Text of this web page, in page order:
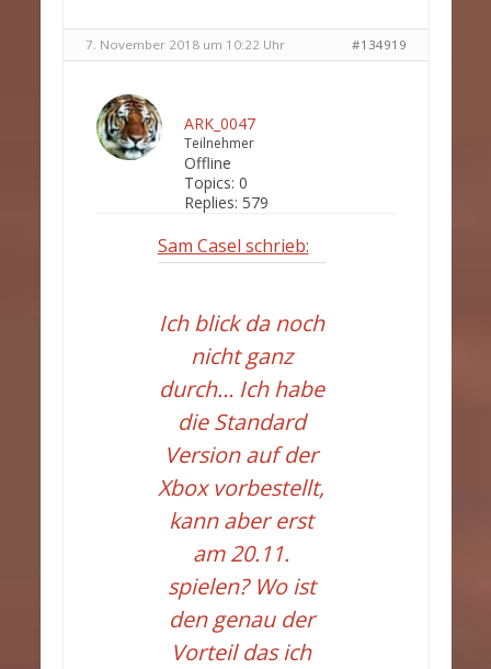
7. November 2018 um 10:22 Uhr #134919
ARK_0047
Teilnehmer
Offline
Topics: 0
Replies: 579
Sam Casel schrieb:
Ich blick da noch
nicht ganz
durch… Ich habe
die Standard
Version auf der
Xbox vorbestellt,
kann aber erst
am 20.11.
spielen? Wo ist
den genau der
Vorteil das ich